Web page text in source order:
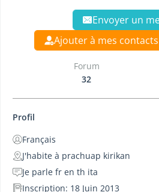
Envoyer un
Ajouter à mes contacts
Forum
32
Profil
Français
J'habite à prachuap kirikan
Je parle fr en th ita
Inscription: 18 Juin 2013